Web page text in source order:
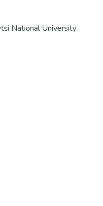
National University